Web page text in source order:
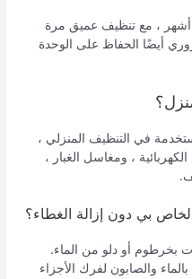
يجب تنظيف وحدات التكييف كل 3-6 أشهر ، مع تنظيف عميق مرة
أيضًا الحفاظ على الوحدة
في التنظيف المنزلي ،
، ومغاسل الغبار ،
بي دون إزالة الغطاء؟
بخرطوم أو دلو من الماء.
والصابون لفرك الأجزاء